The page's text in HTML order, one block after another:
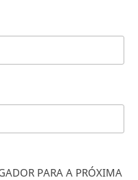
PARA A PRÓXIMA